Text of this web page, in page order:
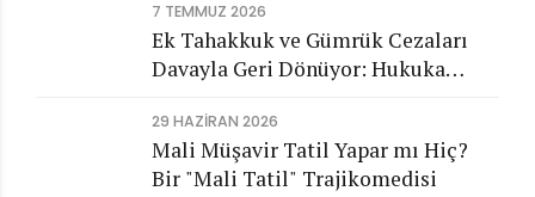
7 TEMMUZ 2026
Ek Tahakkuk ve Gümrük Cezaları
Davayla Geri Dönüyor: Hukuka
Görünmeyen Maliyeti
29 HAZIRAN 2026
Mali Müşavir Tatil Yapar mı Hiç?
Bir "Mali Tatil" Trajikomedisi